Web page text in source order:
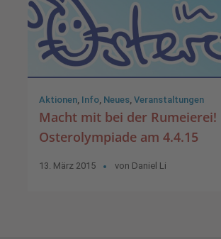
Aktionen, Info, Neues, Veranstaltungen
Macht mit bei der Rumeierei!
Osterolympiade am 4.4.15
13. März 2015 von Daniel Li